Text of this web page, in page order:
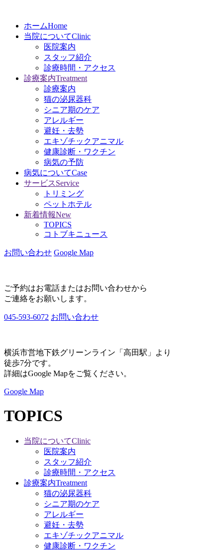
ホームHome
当院についてClinic
医院案内
スタッフ紹介
診療時間・アクセス
診療案内Treatment
診療案内
猫の泌尿器科
シニア期のケア
アレルギー
避妊・去勢
エキゾチックアニマル
健康診断・ワクチン
病気の予防
病気についてCase
サービスService
トリミング
ペットホテル
新着情報New
TOPICS
コトブキニュース
お問い合わせ Google Map
ご予約はお電話またはお問い合わせから
ご連絡をお願いします。
045-593-6072 お問い合わせ
横浜市営地下鉄グリーンライン「高田駅」より
徒歩7分です。
詳細はGoogle Mapをご覧ください。
Google Map
TOPICS
当院についてClinic
医院案内
スタッフ紹介
診療時間・アクセス
診療案内Treatment
猫の泌尿器科
シニア期のケア
アレルギー
避妊・去勢
エキゾチックアニマル
健康診断・ワクチン